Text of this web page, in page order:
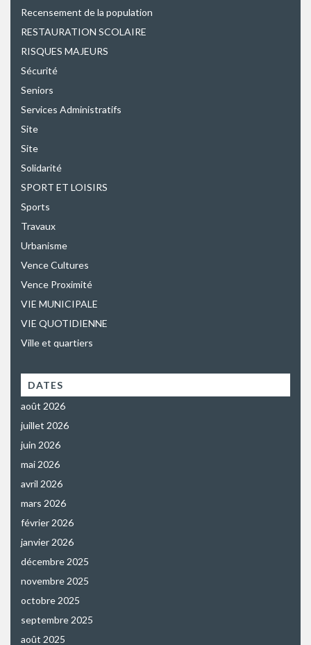
Recensement de la population
RESTAURATION SCOLAIRE
RISQUES MAJEURS
Sécurité
Seniors
Services Administratifs
Site
Site
Solidarité
SPORT ET LOISIRS
Sports
Travaux
Urbanisme
Vence Cultures
Vence Proximité
VIE MUNICIPALE
VIE QUOTIDIENNE
Ville et quartiers
DATES
août 2026
juillet 2026
juin 2026
mai 2026
avril 2026
mars 2026
février 2026
janvier 2026
décembre 2025
novembre 2025
octobre 2025
septembre 2025
août 2025